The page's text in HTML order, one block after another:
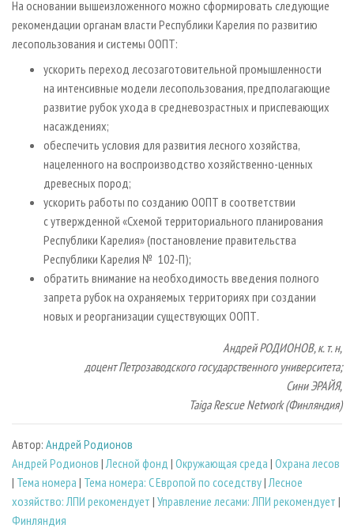
На основании вышеизложенного можно сформировать следующие
рекомендации органам власти Республики Карелия по развитию
лесопользования и системы ООПТ:
ускорить переход лесозаготовительной промышленности
на интенсивные модели лесопользования, предполагающие
развитие рубок ухода в средневозрастных и приспевающих
насаждениях;
обеспечить условия для развития лесного хозяйства,
нацеленного на воспроизводство хозяйственно-ценных
древесных пород;
ускорить работы по созданию ООПТ в соответствии
с утвержденной «Схемой территориального планирования
Республики Карелия» (постановление правительства
Республики Карелия № 102-П);
обратить внимание на необходимость введения полного
запрета рубок на охраняемых территориях при создании
новых и реорганизации существующих ООПТ.
Андрей РОДИОНОВ, к. т. н,
доцент Петрозаводского государственного университета;
Сини ЭРАЙЯ,
Taiga Rescue Network (Финляндия)
Автор: Андрей Родионов
Андрей Родионов |Лесной фонд | Окружающая среда | Охрана лесов
| Тема номера | Тема номера: C Европой по соседству|Лесное
хозяйство: ЛПИ рекомендует | Управление лесами: ЛПИ рекомендует |
Финляндия